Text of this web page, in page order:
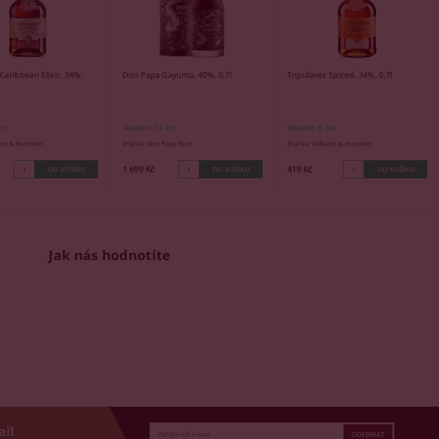
Elixir, 34%,
& Humbert
Don Papa Gayuma, 40%, 0,7l
Skladem (11 ks)
Značka: Don Papa Rum
1 699 Kč
Tripulante Spiced, 34%, 0,7l
Skladem (1 ks)
Značka:Williams & Humbert
419 Kč
Jak nás hodnotíte